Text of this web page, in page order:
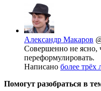
Александр Макаров
Совершенно не ясно,
переформулировать.
Написано более трёх
Помогут разобраться в